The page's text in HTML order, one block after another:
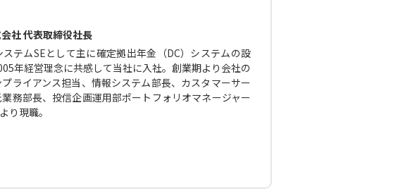
社 代表取締役社長
テムSEとして主に確定拠出年金（DC）システムの設
年経営理念に共感して当社に入社。創業期より会社の
ライアンス担当、情報システム部長、カスタマーサー
務部長、投信企画運用部ポートフォリオマネージャー
り現職。